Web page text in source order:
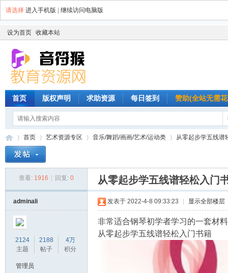
请选择 进入手机版 继续访问电脑版
设为首页 收藏本站
首页 版权声明 求助资源 每日签到 赞助(全站无需
首页
›
艺术资源专区 音乐/舞蹈/画画/艺术/运动类
›
从零起步学五线谱
查看: 1916 回复: 0 从零起步学五线谱轻松入门
adminali
2124
主题
2188
帖子
4万
积分
管理员
发表于 2022-4-8 09:33:23 显示全部楼层
非常适合钢琴初学者学习的一套材
从零起步学五线谱轻松入门书籍